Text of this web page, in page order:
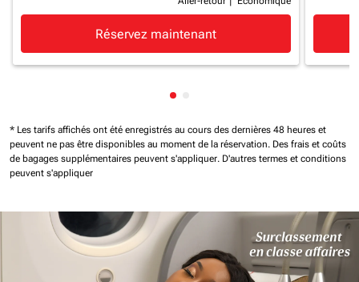
Réservez maintenant
Affichage de cmp-pagination-
* Les tarifs affichés ont été enregistrés au cours des dernières 48 heures et
peuvent ne pas être disponibles au moment de la réservation. Des frais et coûts
de bagages supplémentaires peuvent s'appliquer. D'autres termes et conditions
peuvent s'appliquer